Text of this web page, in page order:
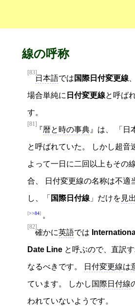
線の呼称
[83]
日本語では 国際日付変更線
場合単純に 日付変更線と呼ば
す。
[81]
暦と時の事典 は、 「日
と呼ばれていた。 しかし超音
よって一日に二回以上もその
合、 日付変更線の名称は不適
し、「 国際日付線 」だけを 見
>>84 。
[82]
確かに英語では
Date Line と呼ぶので、直訳
なるべきです。 日付変更線は
ています。 しかし 国際日付線
われていないようです。